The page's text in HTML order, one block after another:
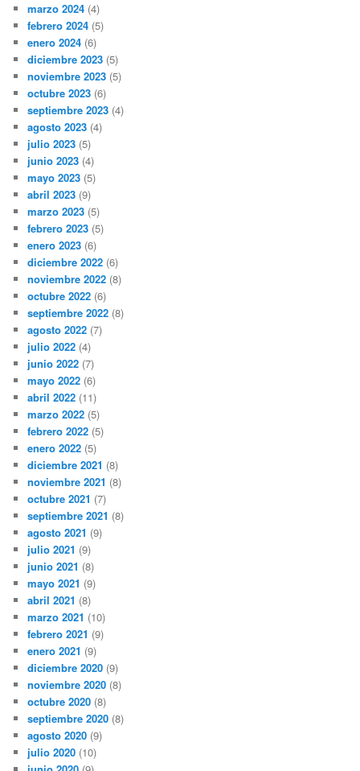
marzo 2024 (4)
febrero 2024 (5)
enero 2024 (6)
diciembre 2023 (5)
noviembre 2023 (5)
octubre 2023 (6)
septiembre 2023 (4)
agosto 2023 (4)
julio 2023 (5)
junio 2023 (4)
mayo 2023 (5)
abril 2023 (9)
marzo 2023 (5)
febrero 2023 (5)
enero 2023 (6)
diciembre 2022 (6)
noviembre 2022 (8)
octubre 2022 (6)
septiembre 2022 (8)
agosto 2022 (7)
julio 2022 (4)
junio 2022 (7)
mayo 2022 (6)
abril 2022 (11)
marzo 2022 (5)
febrero 2022 (5)
enero 2022 (5)
diciembre 2021 (8)
noviembre 2021 (8)
octubre 2021 (7)
septiembre 2021 (8)
agosto 2021 (9)
julio 2021 (9)
junio 2021 (8)
mayo 2021 (9)
abril 2021 (8)
marzo 2021 (10)
febrero 2021 (9)
enero 2021 (9)
diciembre 2020 (9)
noviembre 2020 (8)
octubre 2020 (8)
septiembre 2020 (8)
agosto 2020 (9)
julio 2020 (10)